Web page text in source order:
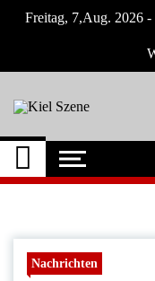
Freitag, 7,Aug. 2026
Kiel
Neuigkeiten
Umgebung
Nachrichten